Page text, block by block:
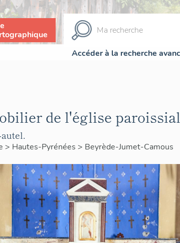
Accéder à la recherche
de l'église
> Hautes-Pyrénées > Beyrède-Jumet-Camous